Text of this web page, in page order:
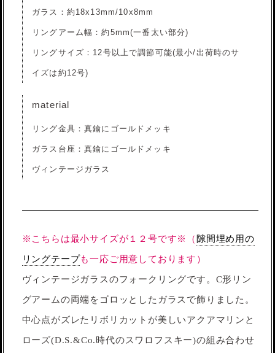
ガラス：約18x13mm/10x8mm
リングアーム幅：約5mm(一番太い部分)
リングサイズ：12号以上で調節可能(最小/出荷時のサ
イズは約12号)
material
リング金具：真鍮にゴールドメッキ
ガラス台座：真鍮にゴールドメッキ
ヴィンテージガラス
※こちらは最小サイズが１２号です※（ 隙間埋め用の
リングテープも一応ご用意しております）
ヴィンテージガラスのフォークリングです。C形リン
グアームの両端をゴロッとしたガラスで飾りました。
中心点がズレたリボリカットが美しいアクアマリンと
ローズ(D.S.&Co.時代のスワロフスキー)の組み合わせ